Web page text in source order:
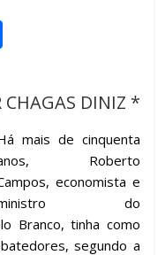
m
p
ar
til
h
ar
CHAGAS DINIZ *
mais de cinquenta
Roberto
economista e
do
Branco, tinha como
segundo a